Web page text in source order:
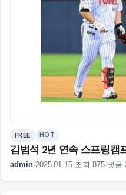
FREE HOT
김범석 2년 연속 스프링캠
admin·2025-01-15·조회 875·댓글